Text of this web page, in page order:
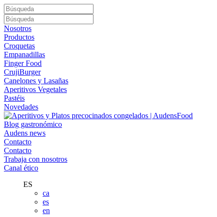
Nosotros
Productos
Croquetas
Empanadillas
Finger Food
CrujiBurger
Canelones y Lasañas
Aperitivos Vegetales
Pastéis
Novedades
Blog gastronómico
Audens news
Contacto
Contacto
Trabaja con nosotros
Canal ético
ES
ca
es
en